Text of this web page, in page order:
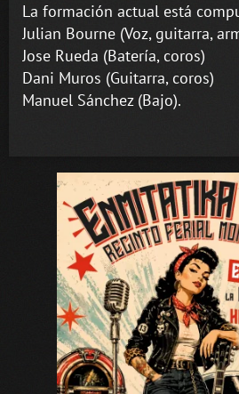
La formación actual está
Julian Bourne (Voz, guitarra,
Jose Rueda (Batería, coros)
Dani Muros (Guitarra, coros)
Manuel Sánchez (Bajo).